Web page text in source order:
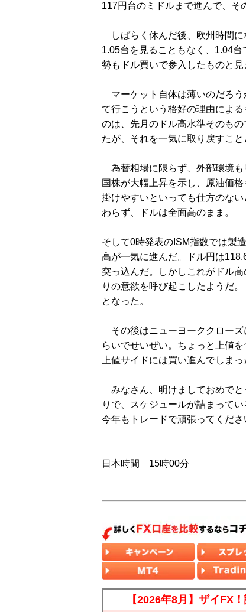
117円台のミドルまで進んで、そ
しばらく休んだ後、欧州時間に
1.05台を見ることもなく、1.04
勢もドル買いで参入したものと
マーケット自体は薄いのだろう
て行こうという格好の理由によ
のは、先月のドル高水準そのも
たが、それを一気に取り戻すこと
為替相場に限らず、外部環境も
国株が大幅上昇を示し、原油価
掛けやすいといっても仕方のな
わらず、ドルは全面高のまま。
そして0時発表のISM指数では製
高が一気に進んだ。ドル円は
突っ込んだ。しかしこれがドル
りの意欲を呼び起こしたようだ
となった。
その後はニューヨーククローズ
らいでせいぜい。ちょっと上値
上値サイドには買い進んでしま
みなさん、明けましておめでと
りで、スケジュールが詰まって
今年もトレードで頑張ってくだ
日本時間 15時00分
【2026年8月】ザイFX